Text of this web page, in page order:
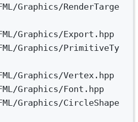
Graphics/RenderTarge
Graphics/Export.hpp
Graphics/PrimitiveTy
Graphics/Vertex.hpp
Graphics/Font.hpp
Graphics/CircleShape